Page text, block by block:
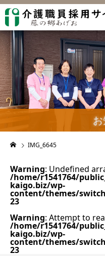
IMG_6645
Warning: Undefined
/home/r1541764/
kaigo.biz/wp-
content/themes/
23
Warning: Attempt to
/home/r1541764/
kaigo.biz/wp-
content/themes/
23